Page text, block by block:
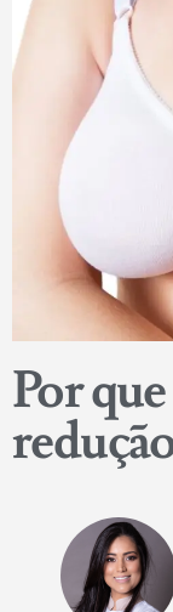
Por